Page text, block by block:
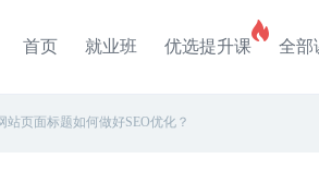
首页 就业班 优选提升课 全部
站页面标题如何做好SEO优化？